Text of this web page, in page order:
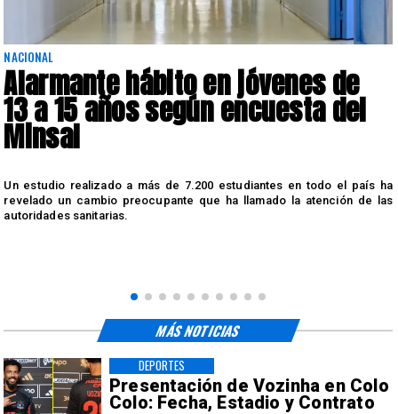
NACIONAL
Alarmante hábito en jóvenes de
13 a 15 años según encuesta del
Minsal
Un estudio realizado a más de 7.200 estudiantes en todo el país ha
revelado un cambio preocupante que ha llamado la atención de las
autoridades sanitarias.
Presentación de Vozinha en Colo
Colo: Fecha, Estadio y Contrato
DEPORTES
MÁS NOTICIAS